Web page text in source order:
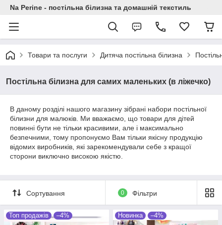
Na Perine - постільна білизна та домашній текстиль
Товари та послуги Дитяча постільна білизна
Постільна білизна для самих маленьких (в ліжечко)
В даному розділі нашого магазину зібрані набори постільної
білизни для малюків Ми вважаємо що товари для дітей
повинні бути не тільки красивими але і максимально
безпечними тому пропонуємо Вам тільки якісну продукцію
відомих виробників які зарекомендували себе з кращої
сторони виключно високою якістю
Сортування 0 Фільтри
Топ продажів –4% Новинка –4%